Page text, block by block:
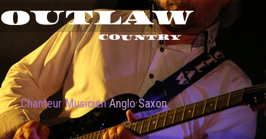
OUTLAW
COUNTRY
Chanteur MusicienAnglo Saxon